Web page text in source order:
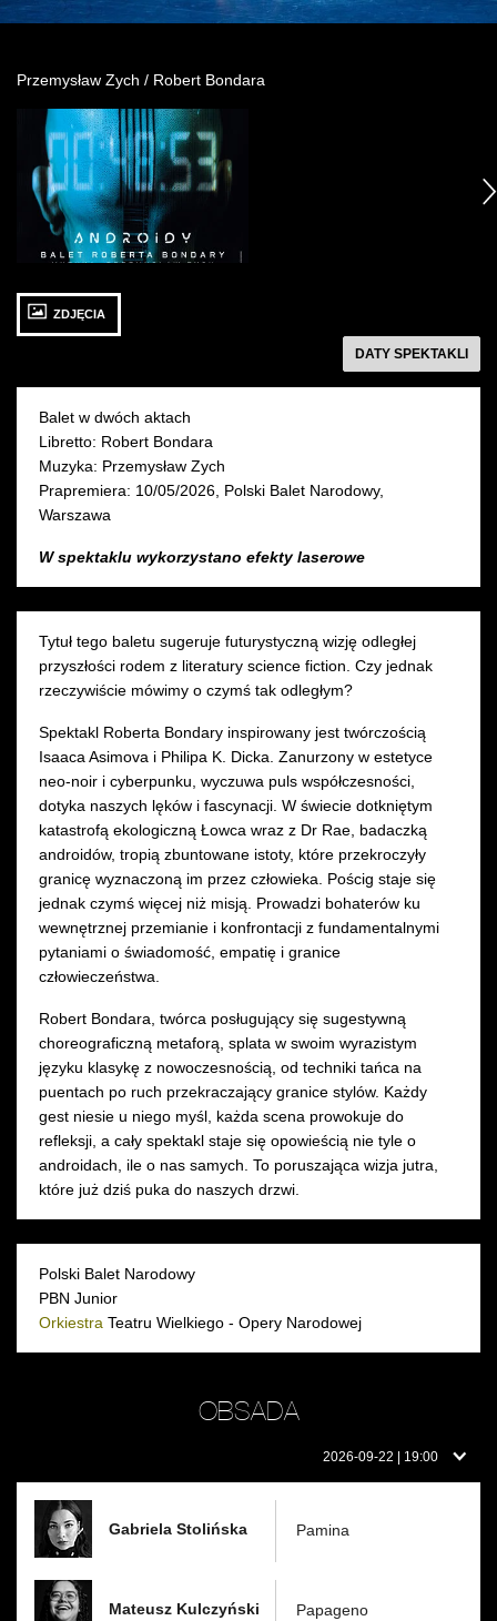
Wynajem rekwizytów
Fundusze unijne
Dotacje celowe
Przemysław Zych / Robert Bondara
Zobacz
zdjęcie: Plakat:
Adam
Żebrowski
KUP BILET
Sala Moniuszki
KUP BILET
następnyDATY SPEKTAKLI
ZDJĘCIA
Balet w dwóch aktach
Libretto: Robert Bondara
Muzyka: Przemysław Zych
Prapremiera: 10/05/2026, Polski Balet Narodowy,
Warszawa
W spektaklu wykorzystano efekty laserowe
Tytuł tego baletu sugeruje futurystyczną wizję odległej
przyszłości rodem z literatury science fiction. Czy jednak
rzeczywiście mówimy o czymś tak odległym?
Spektakl Roberta Bondary inspirowany jest twórczością
Isaaca Asimova i Philipa K. Dicka. Zanurzony w estetyce
neo-noir i cyberpunku, wyczuwa puls współczesności,
dotyka naszych lęków i fascynacji. W świecie dotkniętym
katastrofą ekologiczną Łowca wraz z Dr Rae, badaczką
androidów, tropią zbuntowane istoty, które przekroczyły
granicę wyznaczoną im przez człowieka. Pościg staje się
jednak czymś więcej niż misją. Prowadzi bohaterów ku
wewnętrznej przemianie i konfrontacji z fundamentalnymi
pytaniami o świadomość, empatię i granice
człowieczeństwa.
Robert Bondara, twórca posługujący się sugestywną
choreograficzną metaforą, splata w swoim wyrazistym
języku klasykę z nowoczesnością, od techniki tańca na
puentach po ruch przekraczający granice stylów. Każdy
gest niesie u niego myśl, każda scena prowokuje do
refleksji, a cały spektakl staje się opowieścią nie tyle o
androidach, ile o nas samych. To poruszająca wizja jutra,
które już dziś puka do naszych drzwi.
Polski Balet Narodowy
PBN Junior
Orkiestra Teatru Wielkiego - Opery Narodowej
OBSADA
dniu:
2026-09-22 | 19:00
Gabriela Stolińska Pamina
Mateusz Kulczyński Papageno